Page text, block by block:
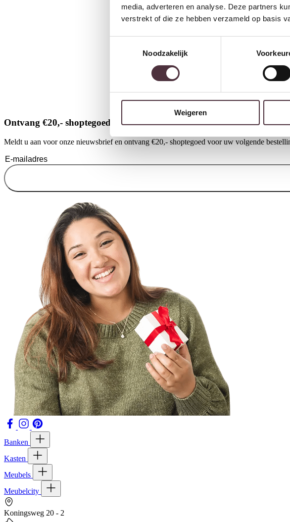
media, adverteren en analyse. Deze partners
verstrekt of die ze hebben verzameld op basis
Noodzakelijk
Weigeren
Ontvang €20,- shoptegoed
Meldt u aan voor onze nieuwsbrief en ontvang €20,- shoptegoed voor uw volgende
Banken
Kasten
Meubels
Meubelcity
Koningsweg 20 - 2